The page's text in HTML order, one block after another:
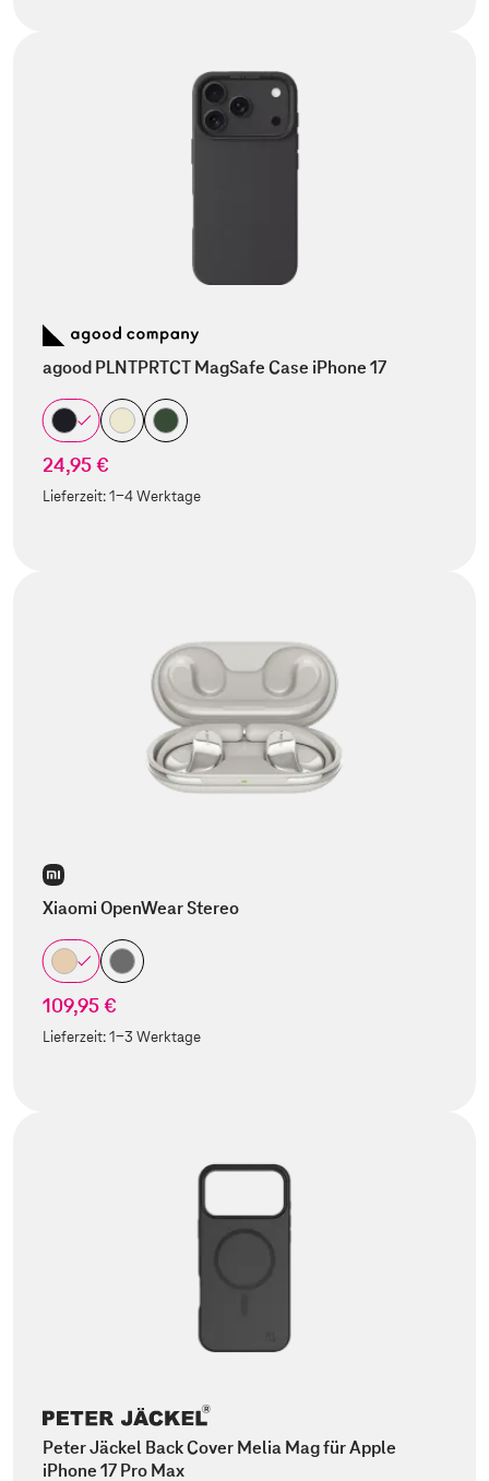
agood PLNTPRTCT MagSafe Case iPhone 17
24,95 €
Lieferzeit:1-4 Werktage
Xiaomi OpenWear Stereo
109,95 €
Lieferzeit:1-3 Werktage
Peter Jäckel Back Cover Melia Mag für Apple
iPhone 17 Pro Max